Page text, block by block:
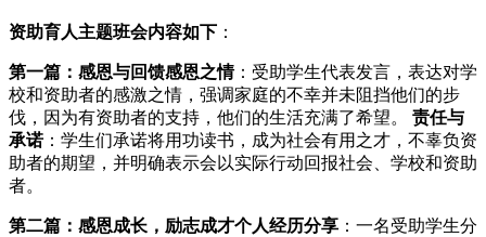
资助育人主题班会内容如下 ：
第一篇：感恩与回馈感恩之情：受助学生代表发言，表达对学
校和资助者的感激之情，强调家庭的不幸并未阻挡他们的步
伐，因为有资助者的支持，他们的生活充满了希望。 责任与
承诺：学生们承诺将用功读书，成为社会有用之才，不辜负资
助者的期望，并明确表示会以实际行动回报社会、学校和资助
者。
第二篇：感恩成长，励志成才个人经历分享 ：一名受助学生分